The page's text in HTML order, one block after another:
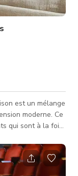
est un mélange
moderne. Ce
qui sont à la fois
Comprend
de wifi. Offre
arrière